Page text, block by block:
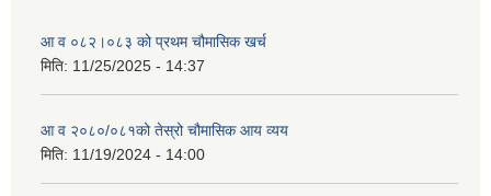
आ व ०८२।०८३ को प्रथम चौमासिक खर्च
मिति: 11/25/2025 - 14:37
आ व २०८०/०८१को तेस्रो चौमासिक आय व्यय
मिति: 11/19/2024 - 14:00